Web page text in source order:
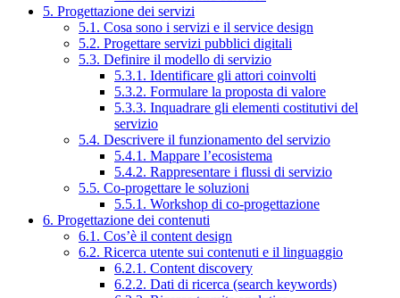
5. Progettazione dei servizi
5.1. Cosa sono i servizi e il service design
5.2. Progettare servizi pubblici digitali
5.3. Definire il modello di servizio
5.3.1. Identificare gli attori coinvolti
5.3.2. Formulare la proposta di valore
5.3.3. Inquadrare gli elementi costitutivi del
servizio
5.4. Descrivere il funzionamento del servizio
5.4.1. Mappare l’ecosistema
5.4.2. Rappresentare i flussi di servizio
5.5. Co-progettare le soluzioni
5.5.1. Workshop di co-progettazione
6. Progettazione dei contenuti
6.1. Cos’è il content design
6.2. Ricerca utente sui contenuti e il linguaggio
6.2.1. Content discovery
6.2.2. Dati di ricerca (search keywords)